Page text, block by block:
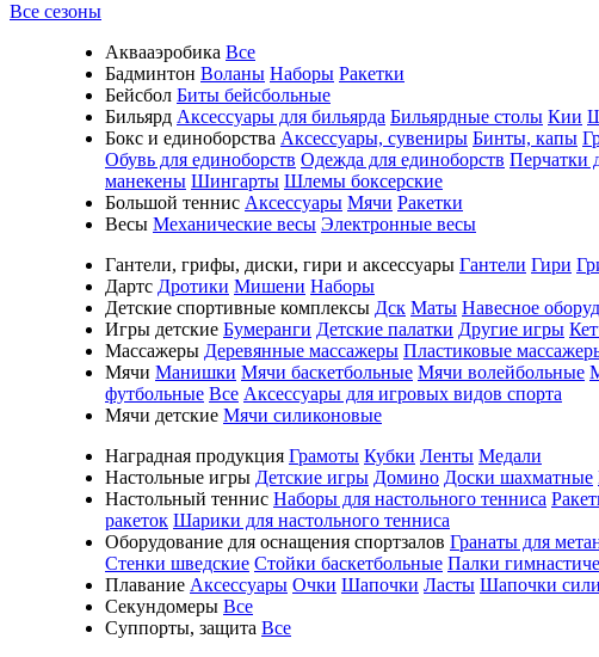
Все сезоны
Аквааэробика Все
Бадминтон Воланы Наборы Ракетки
Бейсбол Биты бейсбольные
Бильярд Аксессуары для бильярда Бильярдные столы Кии
Бокс и единоборства Аксессуары, сувениры Бинты, капы
Обувь для единоборств Одежда для единоборств Перчатки
манекены Шингарты Шлемы боксерские
Большой теннис Аксессуары Мячи Ракетки
Весы Механические весы Электронные весы
Гантели, грифы, диски, гири и аксессуары Гантели Гири
Дартс Дротики Мишени Наборы
Детские спортивные комплексы Дск Маты Навесное
Игры детские Бумеранги Детские палатки Другие игры
Массажеры Деревянные массажеры Пластиковые
Мячи Манишки Мячи баскетбольные Мячи волейбольные
футбольные Все Аксессуары для игровых видов спорта
Мячи детские Мячи силиконовые
Наградная продукция Грамоты Кубки Ленты Медали
Настольные игры Детские игры Домино Доски шахматные
Настольный теннис Наборы для настольного тенниса
ракеток Шарики для настольного тенниса
Оборудование для оснащения спортзалов Гранаты для
Стенки шведские Стойки баскетбольные Палки
Плавание Аксессуары Очки Шапочки Ласты Шапочки
Секундомеры Все
Суппорты, защита Все